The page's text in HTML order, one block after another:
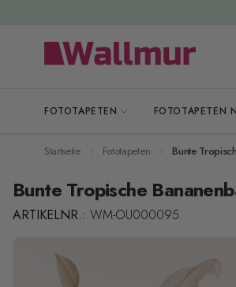
FOTOTAPETEN FOTOTAPETEN
Startseite Fototapeten Bunte
Bunte Tropische
ARTIKELNR.: WM-OU000095